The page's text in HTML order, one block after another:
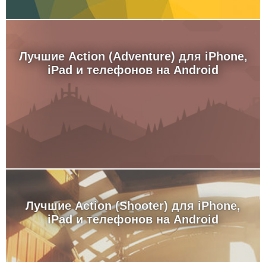
Лучшие Action (Adventure) для iPhone,
iPad и телефонов на Android
Лучшие Action (Shooter) для iPhone,
iPad и телефонов на Android